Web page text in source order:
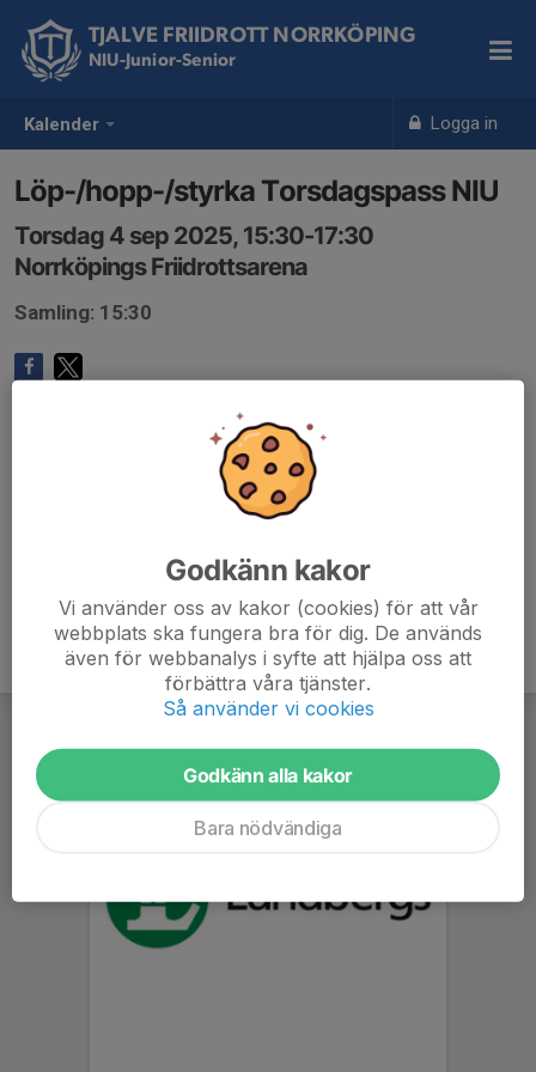
Kalender Logga in
TJALVE FRIIDROTT NORRKÖPING
NIU-Junior-Senior
Löp-/hopp-/styrka Torsdagspass NIU
Torsdag 4 sep 2025, 15:30-17:30
Norrköpings Friidrottsarena
Samling: 15:30
Godkänn kakor
Vi använder oss av kakor (cookies) för att vår
webbplats ska fungera bra för dig. De används
även för webbanalys i syfte att hjälpa oss att
förbättra våra tjänster.
Så använder vi cookies
Godkänn alla kakor
Bara nödvändiga